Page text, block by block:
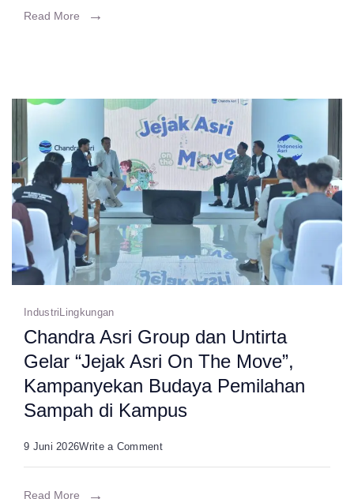
Merak
Kecil
Moment
Hari
Lingkungan
Hidup
Read More
Industri Lingkungan
Chandra Asri Group dan Untirta
Gelar “Jejak Asri On The Move”,
Kampanyekan Budaya Pemilahan
Sampah di Kampus
9 Juni 2026Write a Commenton
Chandra
Read More